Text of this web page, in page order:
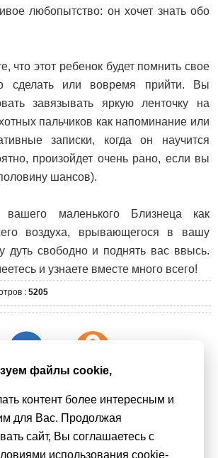
любопытство: он хочет знать обо
что этот ребенок будет помнить свое
сделать или вовремя прийти. Вы
завязывать яркую ленточку на
пальчиков как напоминание или
записки, когда он научится
произойдет очень рано, если вы
шансов).
вашего маленького Близнеца как
воздуха, врывающегося в вашу
дуть свободно и поднять вас ввысь.
и узнаете вместе много всего!
: 5205
файлы cookie,
контент более интересным и
для Вас. Продолжая
сайт, Вы соглашаетесь с
использования cookie-